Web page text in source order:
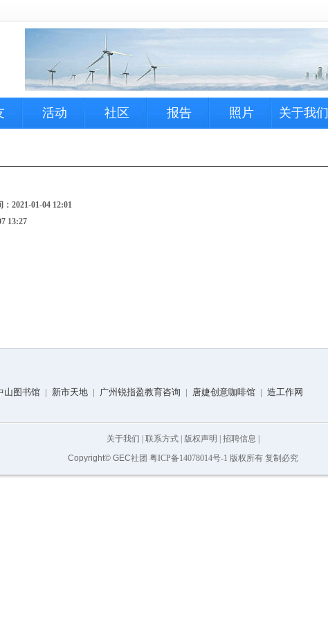
活动 社区 报告 照片 关于我们
2021-01-04 12:01
13:27
山图书馆 | 新市天地 | 广州锐指盈教育咨询 | 唐婕创意咖啡馆 | 造工作网
关于我们 联系方式| 版权声明 招聘信息
Copyright© GEC社团 粤ICP备14078014号-1 版权所有 复制必究